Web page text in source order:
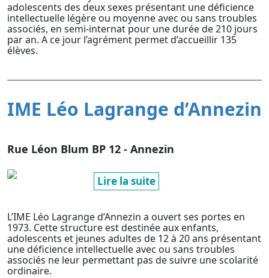
adolescents des deux sexes présentant une déficience
intellectuelle légère ou moyenne avec ou sans troubles
associés, en semi-internat pour une durée de 210 jours
par an. A ce jour l’agrément permet d’accueillir 135
élèves.
IME Léo Lagrange d’Annezin
Rue Léon Blum BP 12 - Annezin
Lire la suite
L’IME Léo Lagrange d’Annezin a ouvert ses portes en
1973. Cette structure est destinée aux enfants,
adolescents et jeunes adultes de 12 à 20 ans présentant
une déficience intellectuelle avec ou sans troubles
associés ne leur permettant pas de suivre une scolarité
ordinaire.